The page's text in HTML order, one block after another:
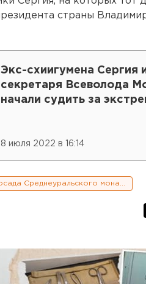
страны
Экс-схиигумена Сергия
секретаря Всеволода
начали судить за
8 июля 2022 в 16:14